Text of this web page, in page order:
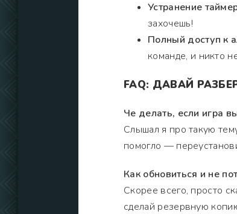
Устранение
захочешь!
Полный доступ к
команде, и никто
FAQ: ДАВАЙ
Че делать, если игра
Слышал я про такую
помогло —
Как обновиться и не
Скорее всего, просто
сделай резервную